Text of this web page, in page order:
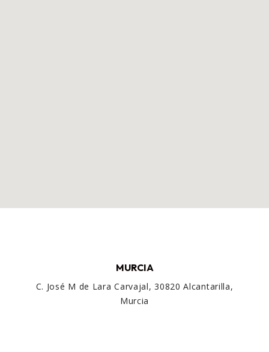
MURCIA
C. José M de Lara Carvajal, 30820 Alcantarilla,
Murcia